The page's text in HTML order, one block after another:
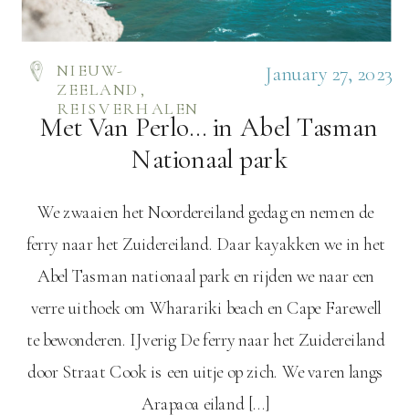
Met Van Perlo… in Abel Tasman
Nationaal park
We zwaaien het Noordereiland gedag en nemen de
ferry naar het Zuidereiland. Daar kayakken we in het
Abel Tasman nationaal park en rijden we naar een
verre uithoek om Wharariki beach en Cape Farewell
te bewonderen. IJverig De ferry naar het Zuidereiland
door Straat Cook is een uitje op zich. We varen langs
Arapaoa eiland […]
NIEUW-
ZEELAND ,
REISVERHALEN
January 27, 2023